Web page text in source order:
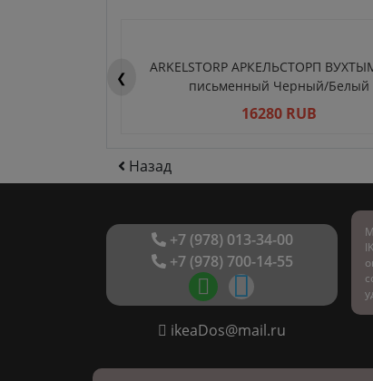
❮
ARKELSTORP АРКЕЛЬСТОРП
письменный Черный/Белый
16280 RUB
Назад
+7 (978) 013-34-00
+7 (978) 700-14-55
ikeaDos@mail.ru